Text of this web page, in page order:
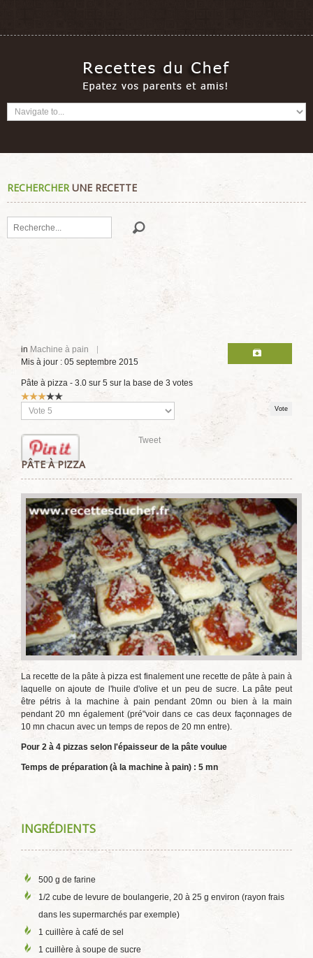
RECHERCHERUNE RECETTE
Rechercher
in Machine à pain
Mis à jour : 05 septembre 2015
Pâte à pizza - 3.0 sur 5 sur la base de 3 votes
Vote
utilisateur:
Veuillez
voter
Tweet
PÂTE À PIZZA
La recette de la pâte à pizza est finalement une recette de pâte à pain à
laquelle on ajoute de l'huile d'olive et un peu de sucre. La pâte peut
être pétris à la machine à pain pendant 20mn ou bien à la main
pendant 20 mn également (pré"voir dans ce cas deux façonnages de
10 mn chacun avec un temps de repos de 20 mn entre).
Pour 2 à 4 pizzas selon l'épaisseur de la pâte voulue
Temps de préparation (à la machine à pain) : 5 mn
INGRÉDIENTS
500 g de farine
1/2 cube de levure de boulangerie, 20 à 25 g environ (rayon frais
dans les supermarchés par exemple)
1 cuillère à café de sel
1 cuillère à soupe de sucre